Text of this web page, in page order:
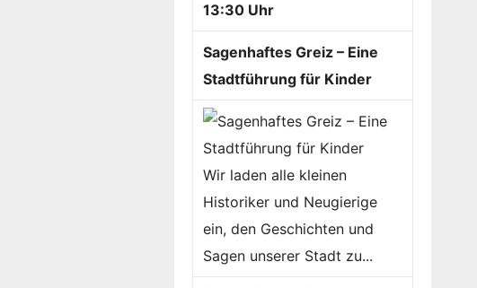
13:30 Uhr
Sagenhaftes Greiz – Eine
Stadtführung für Kinder
Wir laden alle kleinen
Historiker und Neugierige
ein, den Geschichten und
Sagen unserer Stadt zu...